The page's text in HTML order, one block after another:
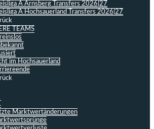
A Arnsberg Transfers 2026|27
A Hochsauerland Transfers 2026|27
TEAMS
im Hochsauerland
Marktwertänderungen